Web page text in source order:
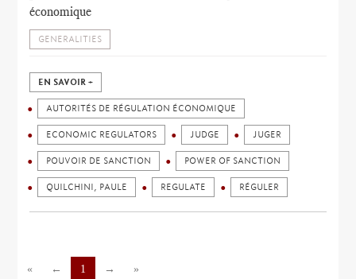
économique
GENERALITIES
EN SAVOIR +
AUTORITÉS DE RÉGULATION ÉCONOMIQUE
ECONOMIC REGULATORS JUDGE JUGER
POUVOIR DE SANCTION POWER OF SANCTION
QUILCHINI, PAULE REGULATE RÉGULER
« ← 1 → »